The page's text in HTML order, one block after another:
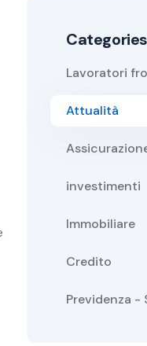
Categories
Lavoratori
Attualità
investimenti
Immobiliare
Credito
Previdenza -